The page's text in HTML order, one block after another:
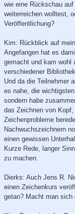
wie eine Rückschau
weiterreichen wolltest,
Veröffentlichung?
Kim: Rückblick auf
Angefangen hat es
gemacht und kam wohl
verschiedener
Und da die Teilnehmer
es nahe, die
sondern habe
das Zeichnen von
Zeichenprobleme
Nachwuchszeichnern
einen gewissen
Kurze Rede, langer
zu machen.
Dierks: Auch Jens R.
einen Zeichenkurs
getan? Macht man sich